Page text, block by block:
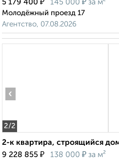
5 179 400 ₽ 145 000 ₽ за м²
Молодёжный проезд 17
Агентство, 07.08.2026
2/2
‹
2-к квартира, строящийся
9 228 855 ₽ 138 000 ₽ за м²